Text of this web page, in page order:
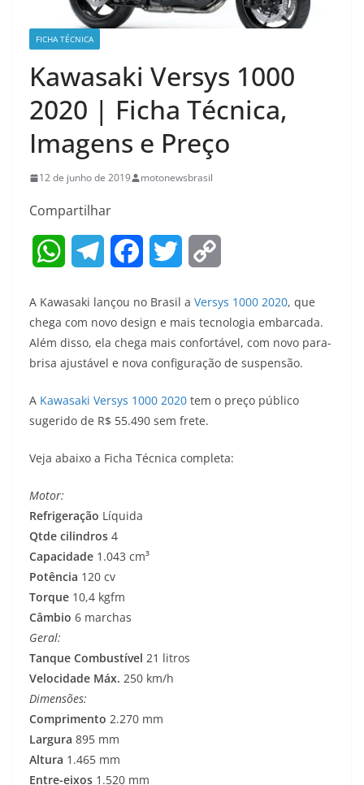
FICHA TÉCNICA
Kawasaki Versys 1000
2020 | Ficha Técnica,
Imagens e Preço
12 de junho de 2019 motonewsbrasil
Compartilhar
W
a
t
A
l
e
r
c
e
o
i
t
e
p
y
A Kawasaki lançou no Brasil a Versys 1000 2020, que
chega com novo design e mais tecnologia embarcada.
Além disso, ela chega mais confortável, com novo para-
brisa ajustável e nova configuração de suspensão.
A Kawasaki Versys 1000 2020 tem o preço público
sugerido de R$ 55.490 sem frete.
Veja abaixo a Ficha Técnica completa:
Motor:
Refrigeração Líquida
Qtde cilindros 4
Capacidade 1.043 cm³
Potência 120 cv
Torque 10,4 kgfm
Câmbio 6 marchas
Geral:
Tanque Combustível 21 litros
Velocidade Máx. 250 km/h
Dimensões:
Comprimento 2.270 mm
Largura 895 mm
Altura 1.465 mm
Entre-eixos 1.520 mm